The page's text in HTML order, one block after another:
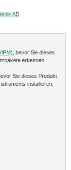
AB
, bevor Sie dieses
erkennen,
Sie dieses Produkt
installieren,